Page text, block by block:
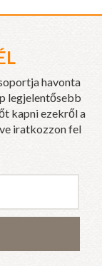
havonta
legjelentősebb
kapni ezekről a
iratkozzon fel